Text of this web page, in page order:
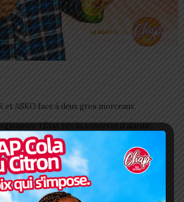
et ASKO face à deux gros morceaux
l’État tire la sonnette d’alarme
2026-2027: consultez la liste officielle des
convoqués pour la visite médicale à